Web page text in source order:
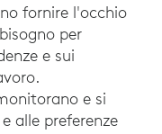
fornire l'occhio
per
e sui
e si
alle preferenze